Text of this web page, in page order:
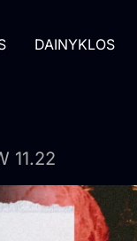
DAINYKLOS
11.22